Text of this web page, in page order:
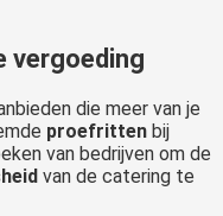
vergoeding
die meer van je
proefritten bij
van bedrijven om de
van de catering te